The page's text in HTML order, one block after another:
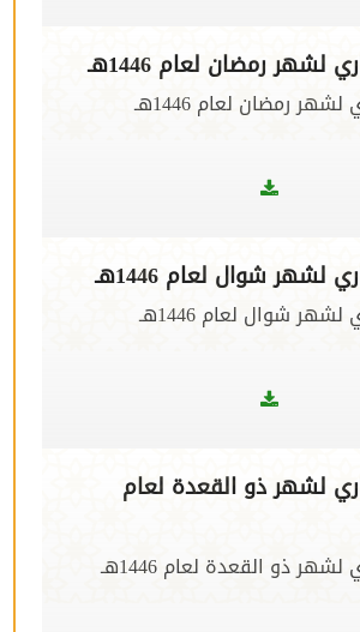
لشهر رمضان لعام 1446هـ
رمضان لعام 1446هـ
لشهر شوال لعام 1446هـ
شوال لعام 1446هـ
لشهر ذو القعدة لعام
ذو القعدة لعام 1446هـ